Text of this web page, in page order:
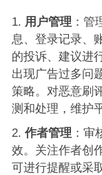
用户管理 ：管
息、登录记录、
的投诉、建议进
出现广告过多问
策略。对恶意刷
测和处理，维护
作者管理 ：审
效。关注作者创
可进行提醒或采